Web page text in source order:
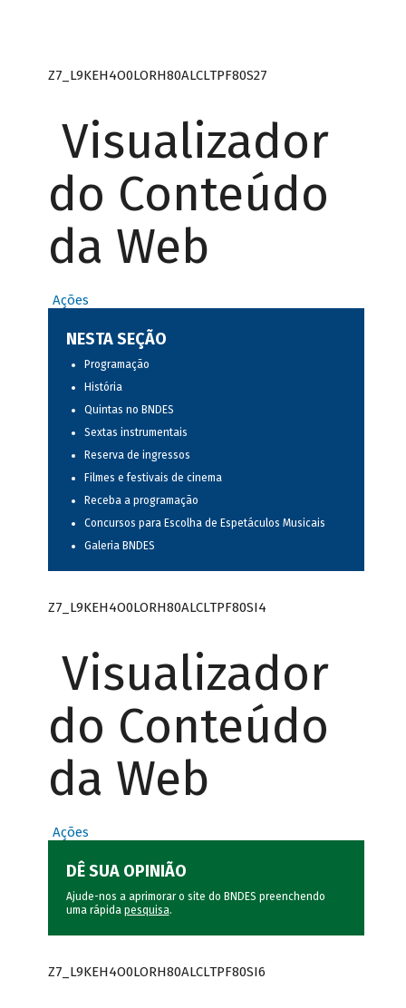
Z7_L9KEH4O0LORH80ALCLTPF80S27
Visualizador
do Conteúdo
da Web
Ações
NESTA SEÇÃO
Programação
História
Quintas no BNDES
Sextas instrumentais
Reserva de ingressos
Filmes e festivais de cinema
Receba a programação
Concursos para Escolha de Espetáculos Musicais
Galeria BNDES
Z7_L9KEH4O0LORH80ALCLTPF80SI4
Visualizador
do Conteúdo
da Web
Ações
DÊ SUA OPINIÃO
Ajude-nos a aprimorar o site do BNDES preenchendo
uma rápida pesquisa.
Z7_L9KEH4O0LORH80ALCLTPF80SI6